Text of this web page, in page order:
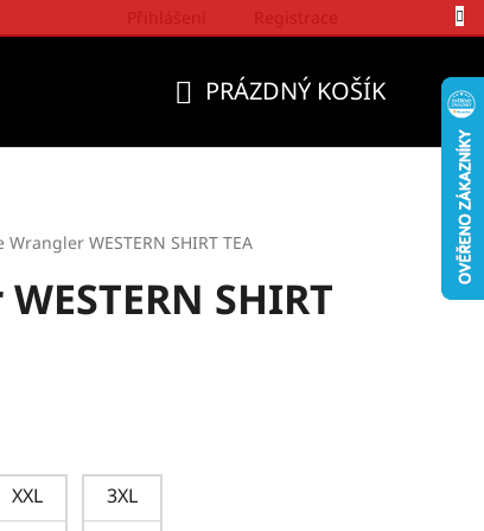
PRÁZDNÝ KOŠÍK
Wrangler WESTERN SHIRT TEA
SHIRT
XXL 3XL